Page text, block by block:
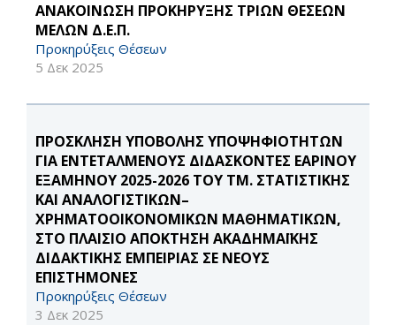
ΑΝΑΚΟΙΝΩΣΗ ΠΡΟΚΗΡΥΞΗΣ ΤΡΙΩΝ ΘΕΣΕΩΝ
ΜΕΛΩΝ Δ.Ε.Π.
Προκηρύξεις Θέσεων
5 Δεκ 2025
ΠΡΟΣΚΛΗΣΗ ΥΠΟΒΟΛΗΣ ΥΠΟΨΗΦΙΟΤΗΤΩΝ
ΓΙΑ ΕΝΤΕΤΑΛΜΕΝΟΥΣ ΔΙΔΑΣΚΟΝΤΕΣ ΕΑΡΙΝΟΥ
ΕΞΑΜΗΝΟΥ 2025-2026 ΤΟΥ ΤΜ. ΣΤΑΤΙΣΤΙΚΗΣ
ΚΑΙ ΑΝΑΛΟΓΙΣΤΙΚΩΝ–
ΧΡΗΜΑΤΟΟΙΚΟΝΟΜΙΚΩΝ ΜΑΘΗΜΑΤΙΚΩΝ,
ΣΤΟ ΠΛΑΙΣΙΟ ΑΠΟΚΤΗΣΗ ΑΚΑΔΗΜΑΪΚΗΣ
ΔΙΔΑΚΤΙΚΗΣ ΕΜΠΕΙΡΙΑΣ ΣΕ ΝΕΟΥΣ
ΕΠΙΣΤΗΜΟΝΕΣ
Προκηρύξεις Θέσεων
3 Δεκ 2025